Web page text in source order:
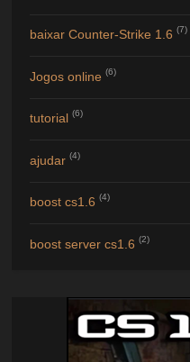
baixar Counter-Strike 1.6 (7)
Jogos online (6)
tutorial (6)
ajudar (4)
boost cs1.6 (4)
boost server cs1.6 (2)